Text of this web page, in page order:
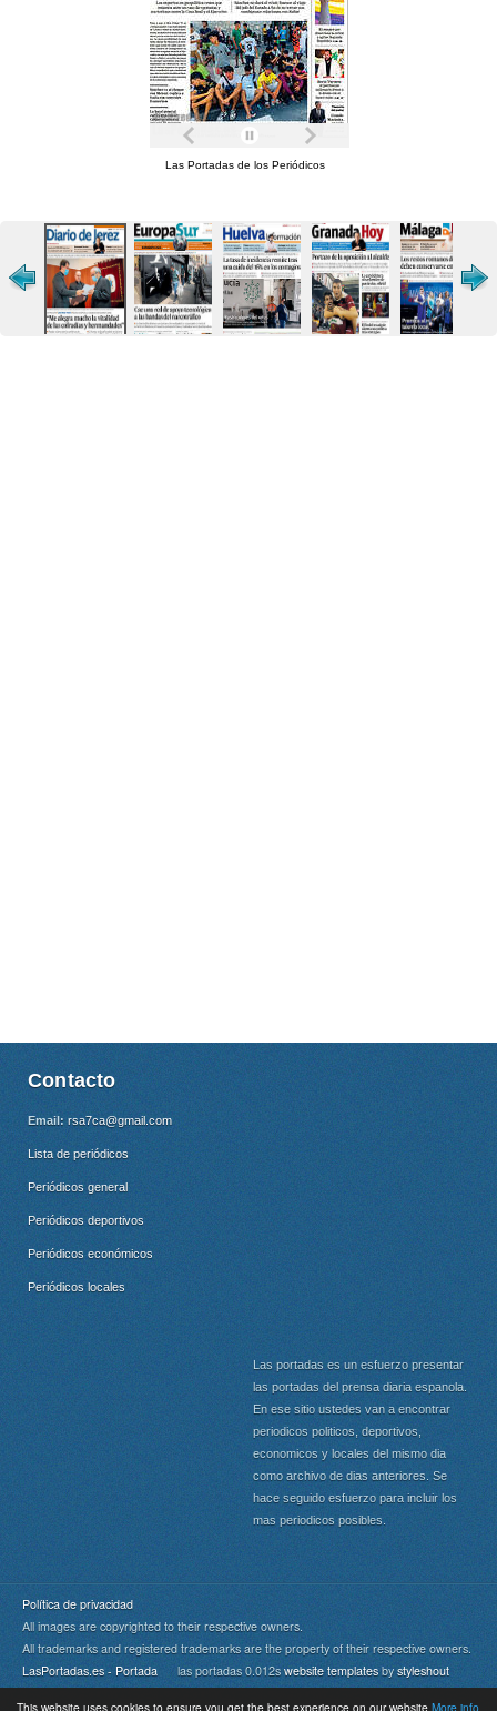
This website uses cookies to ensure you get the best experience on our website More info
Las Portadas de los Periódicos
Contacto
Email: rsa7ca@gmail.com
Lista de periódicos
Periódicos general
Periódicos deportivos
Periódicos económicos
Periódicos locales
Las portadas es un esfuerzo presentar
las portadas del prensa diaria espanola.
En ese sitio ustedes van a encontrar
periodicos politicos, deportivos,
economicos y locales del mismo dia
como archivo de dias anteriores. Se
hace seguido esfuerzo para incluir los
mas periodicos posibles.
Política de privacidad
All images are copyrighted to their respective owners.
All trademarks and registered trademarks are the property of their respective owners.
LasPortadas.es - Portada las portadas 0.012s website templates by styleshout